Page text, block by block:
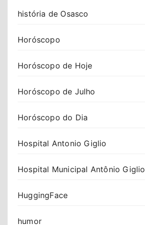
história de Osasco
Horóscopo
Horóscopo de Hoje
Horóscopo de Julho
Horóscopo do Dia
Hospital Antonio Giglio
Hospital Municipal Antônio Giglio
HuggingFace
humor